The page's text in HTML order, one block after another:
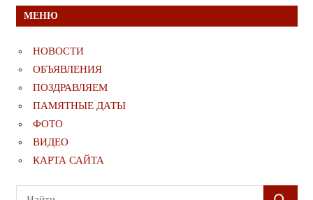
МЕНЮ
НОВОСТИ
ОБЪЯВЛЕНИЯ
ПОЗДРАВЛЯЕМ
ПАМЯТНЫЕ ДАТЫ
ФОТО
ВИДЕО
КАРТА САЙТА
Поиск